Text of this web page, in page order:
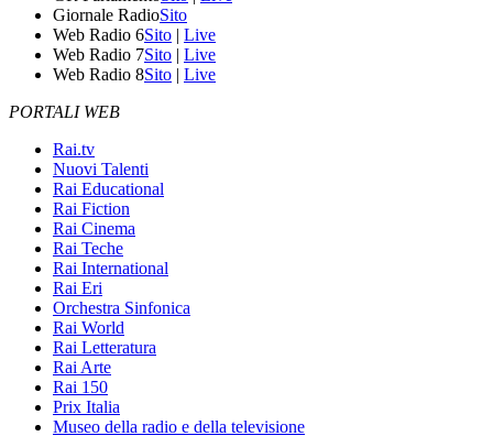
Giornale RadioSito
Web Radio 6Sito | Live
Web Radio 7Sito | Live
Web Radio 8Sito | Live
PORTALI WEB
Rai.tv
Nuovi Talenti
Rai Educational
Rai Fiction
Rai Cinema
Rai Teche
Rai International
Rai Eri
Orchestra Sinfonica
Rai World
Rai Letteratura
Rai Arte
Rai 150
Prix Italia
Museo della radio e della televisione